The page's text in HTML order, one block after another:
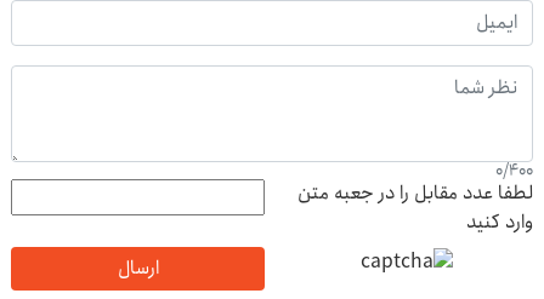
0/400
لطفا عدد مقابل را در جعبه متن
وارد کنید
ارسال